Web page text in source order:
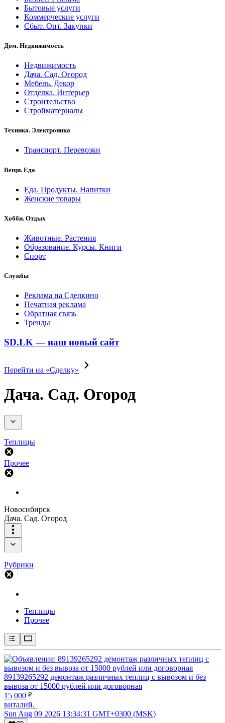
Бытовые услуги
Коммерческие услуги
Сбыт. Опт. Закупки
Дом. Недвижимость
Недвижимость
Дача. Сад. Огород
Мебель. Декор
Отделка. Интерьер
Строительство
Стройматериалы
Техника. Электроника
Транспорт. Перевозки
Вещи. Еда
Еда. Продукты. Напитки
Женские товары
Хобби. Отдых
Животные. Растения
Образование. Курсы. Книги
Спорт
Службы
Реклама на Сделкино
Печатная реклама
Обратная связь
Тренды
SD.LK — наш новый сайт
Перейти на «Сделку»
Дача. Сад. Огород
Теплицы
Прочее
Новосибирск
Дача. Сад. Огород
Рубрики
Теплицы
Прочее
89139265292 демонтаж различных теплиц с вывозом и без
вывоза от 15000 рублей или договорная
15 000
виталий.
Sun Aug 09 2026 13:34:31 GMT+0300 (MSK)